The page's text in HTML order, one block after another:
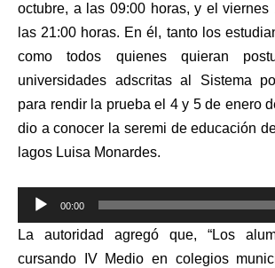
octubre, a las 09:00 horas, y el viernes
las 21:00 horas. En él, tanto los
como todos quienes quieran
universidades adscritas al Sistema
para rendir la prueba el 4 y 5 de enero
dio a conocer la seremi de educación
lagos Luisa Monardes.
Reproductor
de
audio
00:00
La autoridad agregó que, “Los
cursando IV Medio en colegios